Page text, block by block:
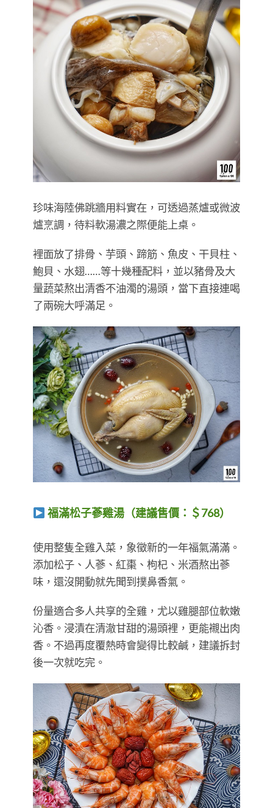
​​​​​​​珍味海陸佛跳牆用料實在，可透過蒸爐或微波
爐烹調，待料軟湯濃之際便能上桌。
裡面放了排骨、芋頭、蹄筋、魚皮、干貝柱、
鮑貝、水翅……等十幾種配料，並以豬骨及大
量蔬菜熬出清香不油濁的湯頭，當下直接連喝
了兩碗大呼滿足。
福滿松子蔘雞湯（建議售價：＄768）
​​​​​​​使用整隻全雞入菜，象徵新的一年福氣滿滿。
添加松子、人蔘、紅棗、枸杞、米酒熬出蔘
味，還沒開動就先聞到撲鼻香氣。
份量適合多人共享的全雞，尤以雞腿部位軟嫩
沁香。浸漬在清澈甘甜的湯頭裡，更能襯出肉
香。不過再度覆熱時會變得比較鹹，建議拆封
後一次就吃完。